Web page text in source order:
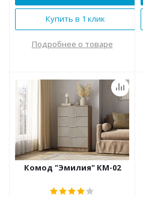
Купить в 1 клик
Подробнее о товаре
Комод "Эмилия" КМ-02